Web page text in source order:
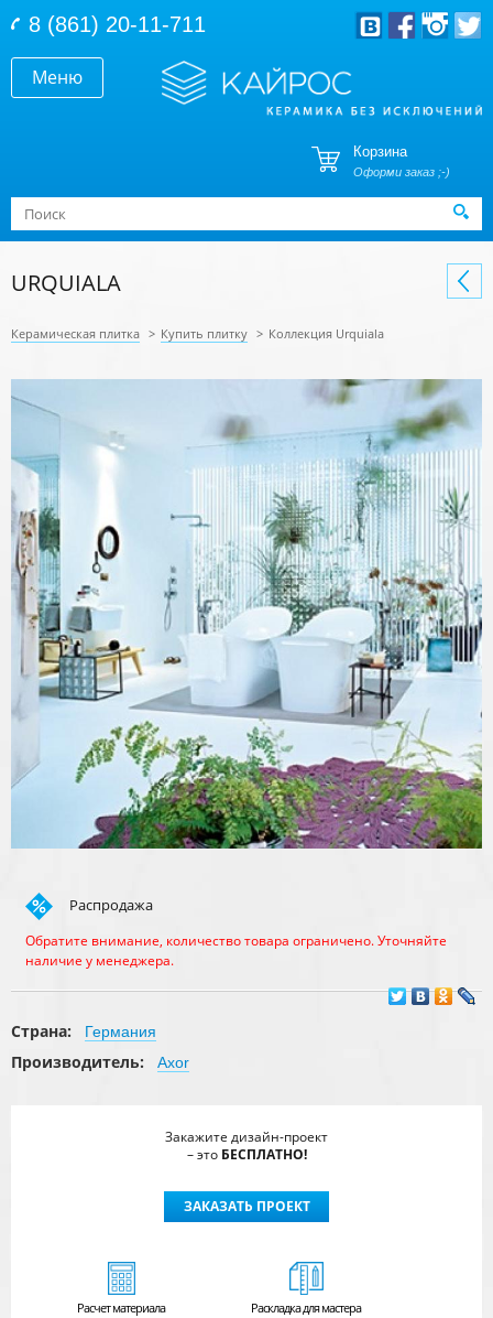
Меню
8 (861) 20-11-711
Корзина
Оформи заказ ;-)
Форма поиска
Поиск
URQUIALA
Керамическая плитка > Купить плитку > Коллекция Urquiala
Распродажа
Обратите внимание, количество товара ограничено. Уточняйте
наличие у менеджера.
Страна: Германия
Производитель: Axor
Закажите дизайн-проект
– это БЕСПЛАТНО!
ЗАКАЗАТЬ ПРОЕКТ
Расчетматериала Раскладка для мастера